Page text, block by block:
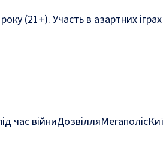
(21+). Участь в азартних
час війниДозвілляМегаполіс